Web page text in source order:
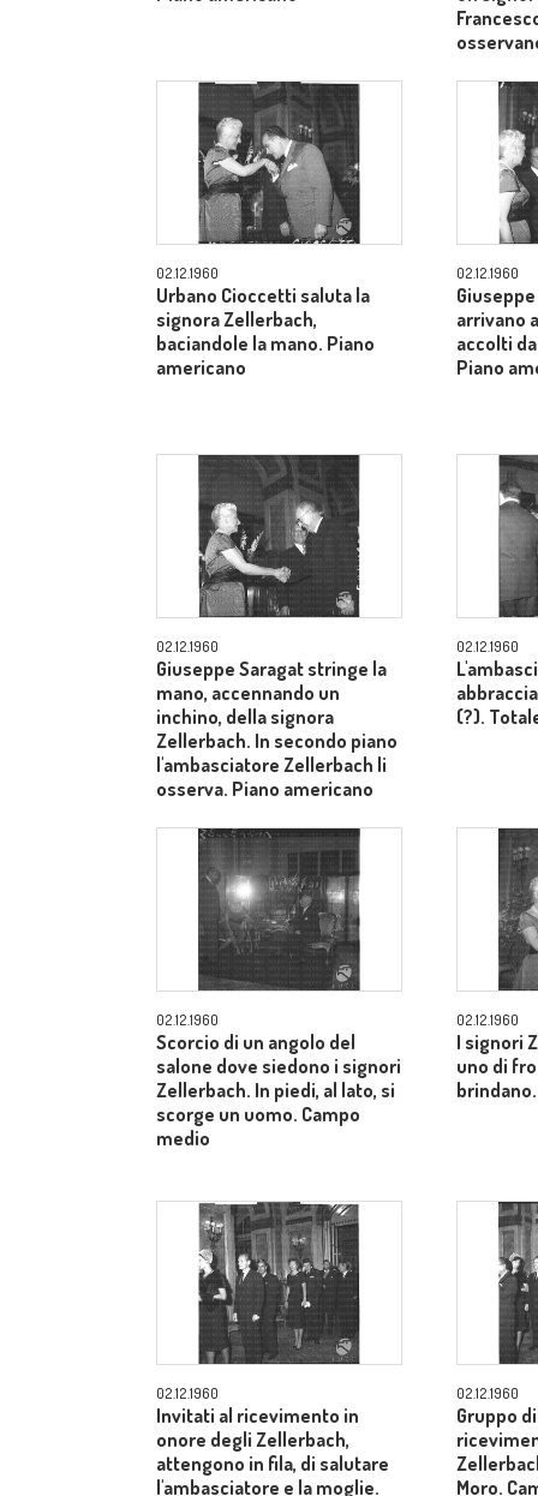
02.12.1960
Urbano Cioccetti saluta la
signora Zellerbach,
baciandole la mano. Piano
americano
02.12.1960
arrivano
accolti
Piano
02.12.1960
Giuseppe Saragat stringe la
mano, accennando un
inchino, della signora
Zellerbach. In secondo piano
l'ambasciatore Zellerbach li
osserva. Piano americano
02.12.1960
(?).
02.12.1960
Scorcio di un angolo del
salone dove siedono i signori
Zellerbach. In piedi, al lato, si
scorge un uomo. Campo
medio
02.12.1960
I signori
uno di
02.12.1960
Invitati al ricevimento in
onore degli Zellerbach,
attengono in fila, di salutare
l'ambasciatore e la moglie.
02.12.1960
Gruppo
Moro.